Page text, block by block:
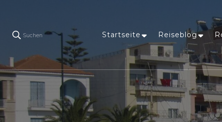
Suchen Startseite Reiseblog